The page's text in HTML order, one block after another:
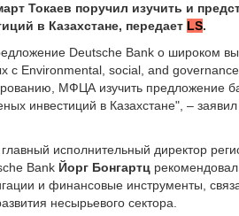
Токаев поручил изучить и
в Казахстане, передает LS.
Deutsche Bank о широком
с Environmental, social, and
МФЦА изучить предложение
инвестиций в Казахстане", –
исполнительный директор
Bank Йорг Бонгартц
и финансовые инструменты,
несырьевого сектора.